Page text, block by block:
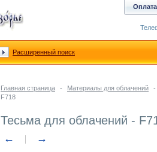
Главная страница - Материалы для облачений
-
F718
Тесьма для облачений -
← →
Оплата
Расширенный поиск